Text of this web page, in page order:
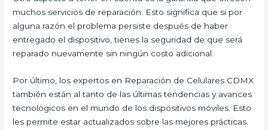
muchos servicios de reparación. Esto significa que si por
alguna razón el problema persiste después de haber
entregado el dispositivo, tienes la seguridad de que será
reparado nuevamente sin ningún costo adicional.
Por último, los expertos en Reparación de Celulares CDMX
también están al tanto de las últimas tendencias y avances
tecnológicos en el mundo de los dispositivos móviles. Esto
les permite estar actualizados sobre las mejores prácticas